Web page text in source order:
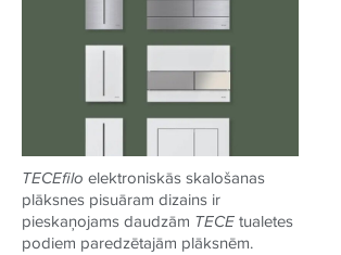
TECEfilo elektroniskās skalošanas
plāksnes pisuāram dizains ir
pieskaņojams daudzām TECEtualetes
podiem paredzētajām plāksnēm.